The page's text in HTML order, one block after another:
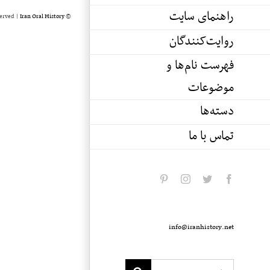
راهنمای سایت
روایت‌کنندگان
فهرست نام‌ها و
موضوعات
دسته‌ها
تماس با ما
facebook
twitter
instagram
info@iranhistory.net
© Copyright 2020 -
| Iran Oral History